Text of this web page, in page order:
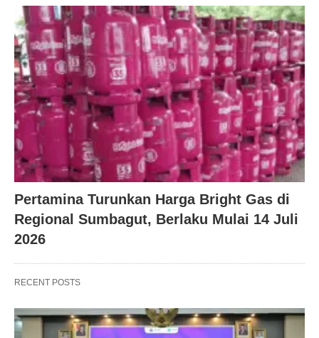
Pertamina Turunkan Harga Bright Gas di
Regional Sumbagut, Berlaku Mulai 14 Juli
2026
RECENT POSTS